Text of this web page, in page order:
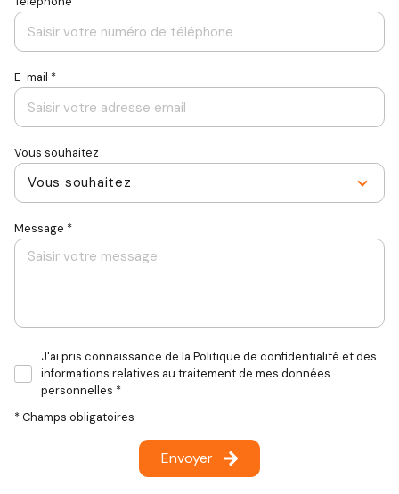
E-mail *
Vous souhaitez
Vous souhaitez
Message *
J'ai pris connaissance de la Politique de confidentialité et des
informations relatives au traitement de mes données
personnelles *
* Champs obligatoires
Envoyer